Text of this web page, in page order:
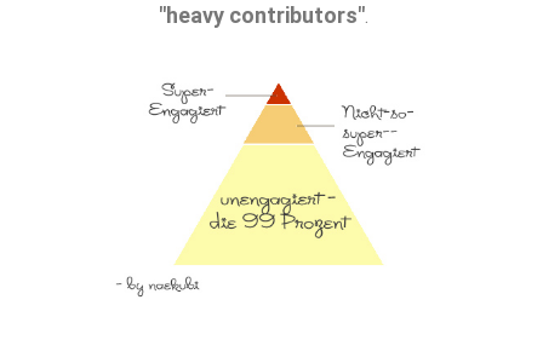
"heavy contributors".